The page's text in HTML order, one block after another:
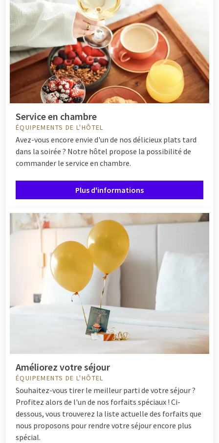
Service en chambre
ÉQUIPEMENTS DE L'HÔTEL
Avez-vous encore envie d'un de nos délicieux plats tard
dans la soirée ? Notre hôtel propose la possibilité de
commander le service en chambre.
Plus d'informations
Améliorez votre séjour
ÉQUIPEMENTS DE L'HÔTEL
Souhaitez-vous tirer le meilleur parti de votre séjour ?
Profitez alors de l'un de nos forfaits spéciaux ! Ci-
dessous, vous trouverez la liste actuelle des forfaits que
nous proposons pour rendre votre séjour encore plus
spécial.